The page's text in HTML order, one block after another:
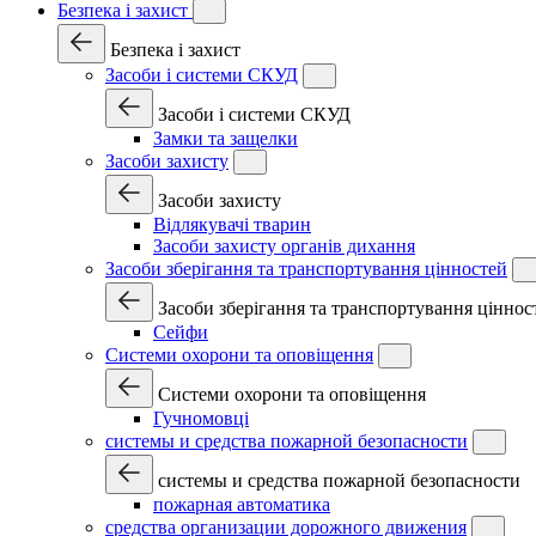
Безпека і захист
Безпека і захист
Засоби і системи СКУД
Засоби і системи СКУД
Замки та защелки
Засоби захисту
Засоби захисту
Відлякувачі тварин
Засоби захисту органів дихання
Засоби зберігання та транспортування цінностей
Засоби зберігання та транспортування
Сейфи
Системи охорони та оповіщення
Системи охорони та оповіщення
Гучномовці
системы и средства пожарной безопасности
системы и средства пожарной безопасности
пожарная автоматика
средства организации дорожного движения